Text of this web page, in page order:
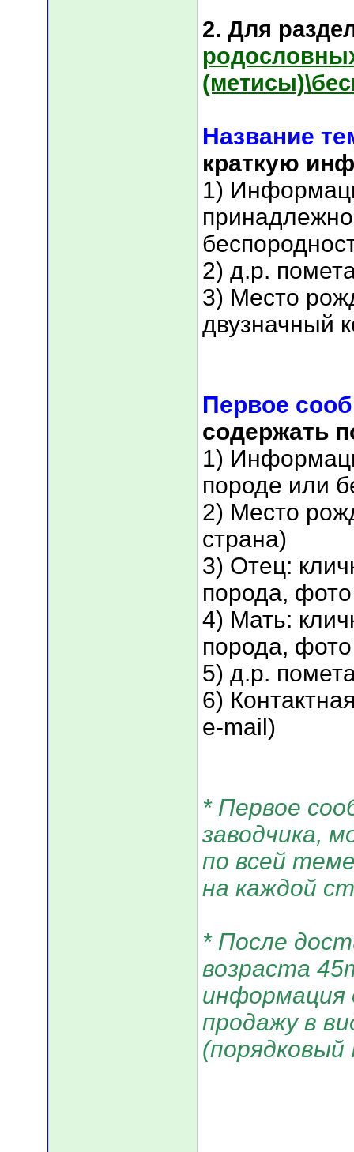
2. Для
Название
краткую
1)
2) д.р.
3) Место
двузначный
Первое
содержать
1)
породе или
2) Место
страна)
3) Отец:
порода, фото
4) Мать:
порода, фото
5) д.р.
6)
e-mail)
* Первое
заводчика,
по всей
на каждой
* После
возраста
информация
продажу в